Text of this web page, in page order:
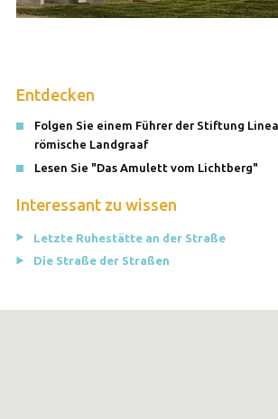
Entdecken
Folgen Sie einem Führer der Stiftung
römische Landgraaf
Lesen Sie "Das Amulett vom Lichtberg"
Interessant zu wissen
Letzte Ruhestätte an der Straße
Die Straße der Straßen